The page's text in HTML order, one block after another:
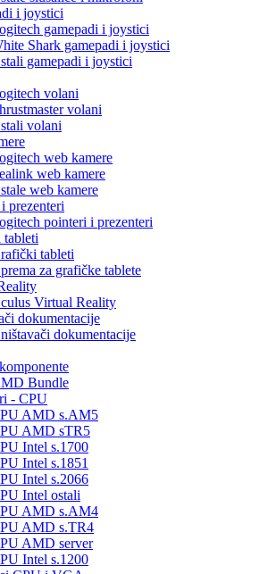
i joystici
gamepadi i joystici
Shark gamepadi i joystici
gamepadi i joystici
volani
volani
volani
web kamere
web kamere
web kamere
prezenteri
pointeri i prezenteri
tableti
za grafičke tablete
Virtual Reality
dokumentacije
dokumentacije
Bundle
- CPU
AMD s.AM5
AMD sTR5
Intel s.1700
Intel s.1851
Intel s.2066
Intel ostali
AMD s.AM4
AMD s.TR4
AMD server
Intel s.1200